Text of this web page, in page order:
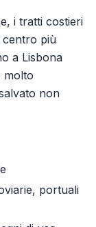
i tratti costieri
centro più
a Lisbona
molto
non
portuali